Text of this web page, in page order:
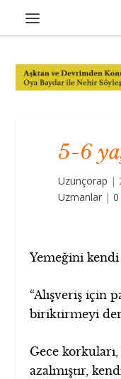
5-6
Uzunçorap |
Uzmanlar |
Yemeğini kendi
“Alışveriş için
biriktirmeyi
Gece korkuları,
azalmıştır,